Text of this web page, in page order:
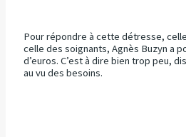
Pour répondre à cette détresse,
celle des soignants, Agnès Buzyn a
d’euros. C’est à dire bien trop peu,
au vu des besoins.